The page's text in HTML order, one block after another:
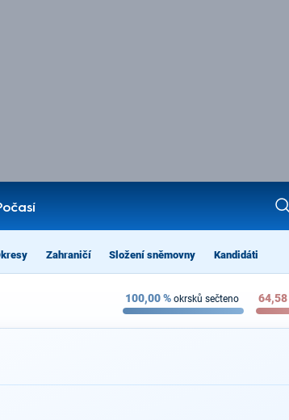
Zahraničí Složení sněmovny Kandidáti
100,00% okrsků sečteno 64,58